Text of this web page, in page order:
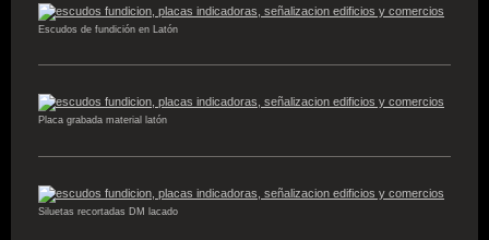
Escudos de fundición en Latón
Placa grabada material latón
Siluetas recortadas DM lacado